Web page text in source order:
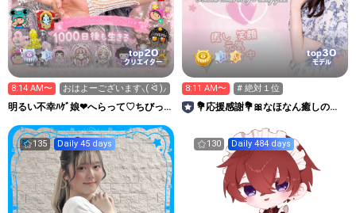
top20
クリエイター
8:14 AM〜 おはよーございます⸜( ᐛ )⸝
明るい不幸ﾊｹﾞ娘❤へらって♡ちびっ
top30
モデル
8:11 AM〜 # 絶対１位
💐応援感謝💐🎀なほなん癒しのお
135 Daily 45 days 130 Daily 484 days